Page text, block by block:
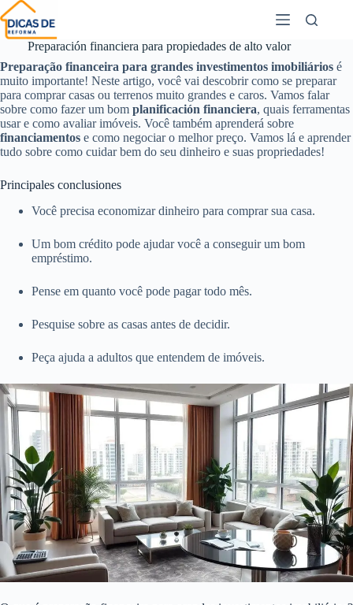
Preparación financiera para propiedades de alto valor
Preparação financeira para grandes investimentos imobiliários é
muito importante! Neste artigo, você vai descobrir como se preparar
para comprar casas ou terrenos muito grandes e caros. Vamos falar
sobre como fazer um bom planificación financiera, quais ferramentas
usar e como avaliar imóveis. Você também aprenderá sobre
financiamentos e como negociar o melhor preço. Vamos lá e aprender
tudo sobre como cuidar bem do seu dinheiro e suas propriedades!
Principales conclusiones
Você precisa economizar dinheiro para comprar sua casa.
Um bom crédito pode ajudar você a conseguir um bom
empréstimo.
Pense em quanto você pode pagar todo mês.
Pesquise sobre as casas antes de decidir.
Peça ajuda a adultos que entendem de imóveis.